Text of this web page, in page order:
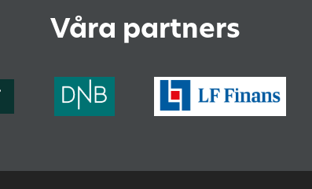
Våra partners